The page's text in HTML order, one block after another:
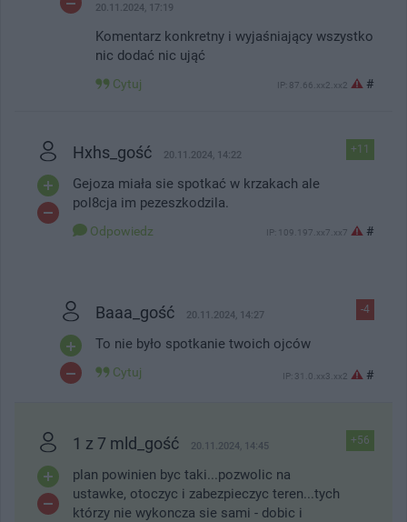
20.11.2024, 17:19
Komentarz konkretny i wyjaśniający wszystko
nic dodać nic ująć
Cytuj IP: 87.66.xx2.xx2 #
+11
Hxhs_gość 20.11.2024, 14:22
Gejoza miała sie spotkać w krzakach ale
pol8cja im pezeszkodzila.
Odpowiedz IP: 109.197.xx7.xx7 #
-4
Baaa_gość 20.11.2024, 14:27
To nie było spotkanie twoich ojców
Cytuj IP: 31.0.xx3.xx2 #
+56
1 z 7 mld_gość 20.11.2024, 14:45
plan powinien byc taki...pozwolic na
ustawke, otoczyc i zabezpieczyc teren...tych
którzy nie wykoncza sie sami - dobic i